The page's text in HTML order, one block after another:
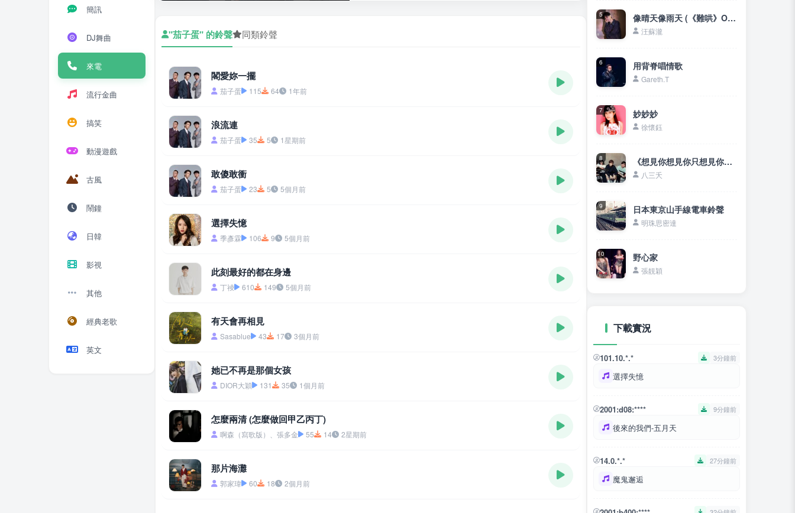
簡訊
DJ舞曲
來電
流行金曲
搞笑
動漫遊戲
古風
鬧鐘
日韓
影視
其他
經典老歌
英文
"茄子蛋" 的鈴聲 同類鈴聲
閣愛妳一擺
茄子蛋 115 64 1年前
浪流連
茄子蛋 35 5 1星期前
敢傻敢衝
茄子蛋 23 5 5個月前
選擇失憶
季彥霖 106 9 5個月前
此刻最好的都在身邊
丁祾 610 149 5個月前
有天會再相見
Sasablue 43 17 3個月前
她已不再是那個女孩
DIOR大穎 131 35 1個月前
怎麼兩清 (怎麼做回甲乙丙丁)
啊森（寫歌版）、張多金 55 14 2星期前
那片海灘
郭家瑋 60 18 2個月前
5 像晴天像雨天 (《難哄》OST)
汪蘇瀧
6 用背脊唱情歌
Gareth.T
7 妙妙妙
徐懷鈺
8 《想見你想見你只想見你》想見你只想見你❤未來過去我只想見你
八三夭
9 日本東京山手線電車鈴聲
明珠思密達
10 野心家
張靚穎
下載實況
101.10.*.* 3分鐘前
選擇失憶
2001:d08:**** 9分鐘前
後來的我們-五月天
14.0.*.* 27分鐘前
魔鬼邂逅